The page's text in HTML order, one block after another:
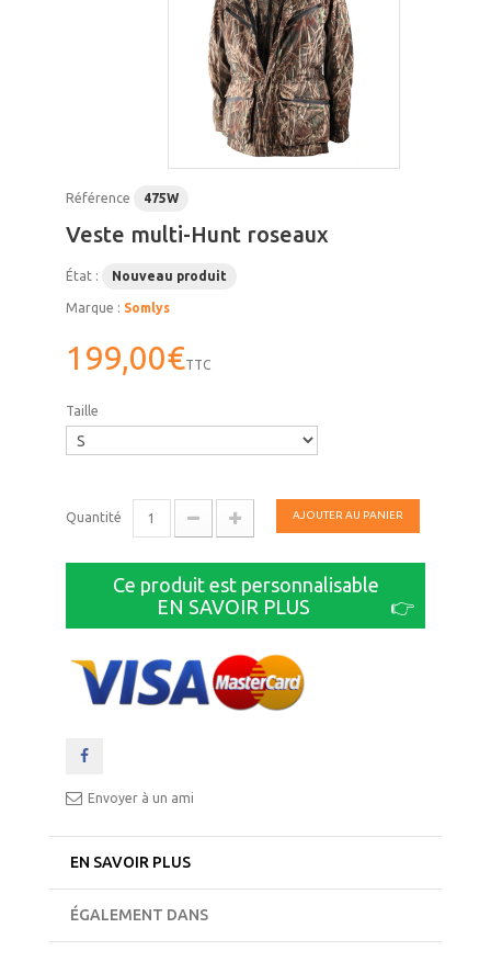
Référence 475W
Veste multi-Hunt roseaux
État : Nouveau produit
Marque : Somlys
199,00€TTC
Taille
Quantité AJOUTER AU PANIER
Ce produit est personnalisable
EN SAVOIR PLUS
👉
Envoyer à un ami
EN SAVOIR PLUS
ÉGALEMENT DANS